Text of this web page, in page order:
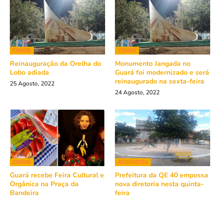
CIDADE
Reinauguração da Orelha do
Lobo adiada
25 Agosto, 2022
CIDADE
Monumento Jangada no
Guará foi modernizado e será
reinaugurado na sexta-feira
24 Agosto, 2022
CIDADE
Guará recebe Feira Cultural e
Orgânica na Praça da
Bandeira
ACONTECEU
Prefeitura da QE 40 empossa
nova diretoria nesta quinta-
feira